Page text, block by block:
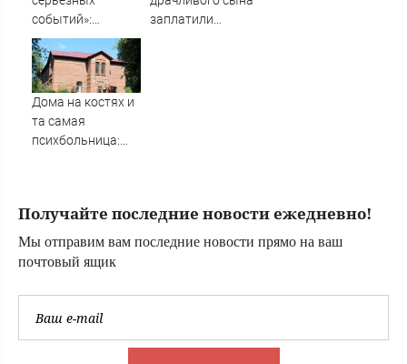
событий»:
Дандыкин
рассказал, чего
ждать после
звонка Путина
заплатили
Дома на костях и
та самая
психбольница:
Новгороде —
Получайте последние новости ежедневно!
Мы отправим вам последние новости прямо на ваш
почтовый ящик